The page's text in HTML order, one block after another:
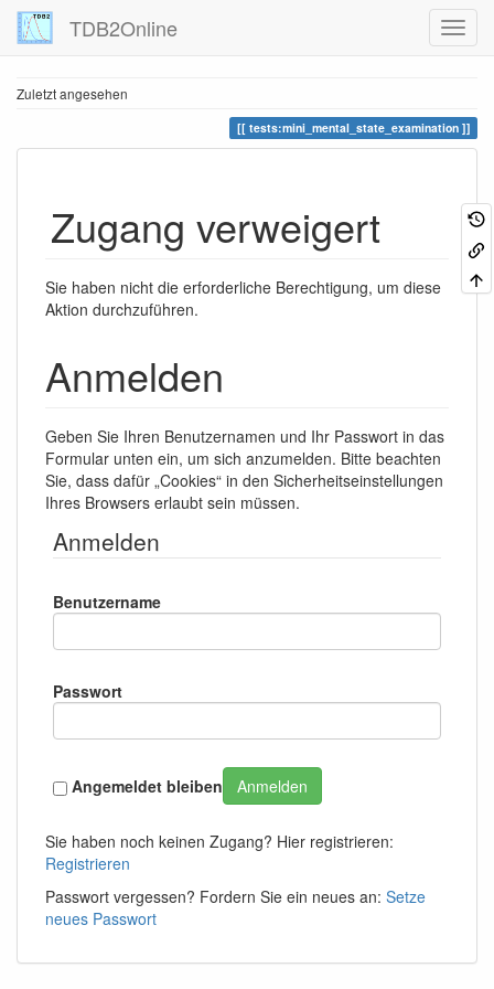
TDB2Online
Zuletzt angesehen
tests:mini_mental_state_examination
Zugang verweigert
Sie haben nicht die erforderliche Berechtigung, um diese
Aktion durchzuführen.
Anmelden
Geben Sie Ihren Benutzernamen und Ihr Passwort in das
Formular unten ein, um sich anzumelden. Bitte beachten
Sie, dass dafür „Cookies“ in den Sicherheitseinstellungen
Ihres Browsers erlaubt sein müssen.
Anmelden
Benutzername
Passwort
Angemeldet bleiben Anmelden
Sie haben noch keinen Zugang? Hier registrieren:
Registrieren
Passwort vergessen? Fordern Sie ein neues an: Setze
neues Passwort